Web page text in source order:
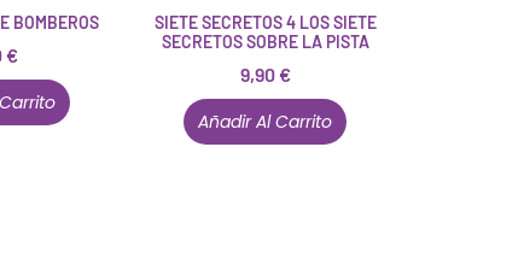
BOMBEROS
€
SIETE SECRETOS 4 LOS SIETE
SECRETOS SOBRE LA PISTA
9,90 €
Añadir Al Carrito